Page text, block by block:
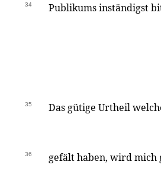
34 Publikums inständigst
35 Das gütige Urtheil
36 gefält haben, wird